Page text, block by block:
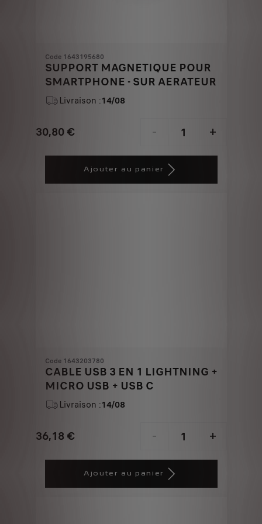
Code 1643195680
SUPPORT MAGNETIQUE POUR
SMARTPHONE - SUR AERATEUR
Livraison :14/08
30,80 €
Price
- +
Quantity
Ajouter au panier
Code 1643203780
CABLE USB 3 EN 1 LIGHTNING +
MICRO USB + USB C
Livraison :14/08
36,18 €
Price
- +
Quantity
Ajouter au panier